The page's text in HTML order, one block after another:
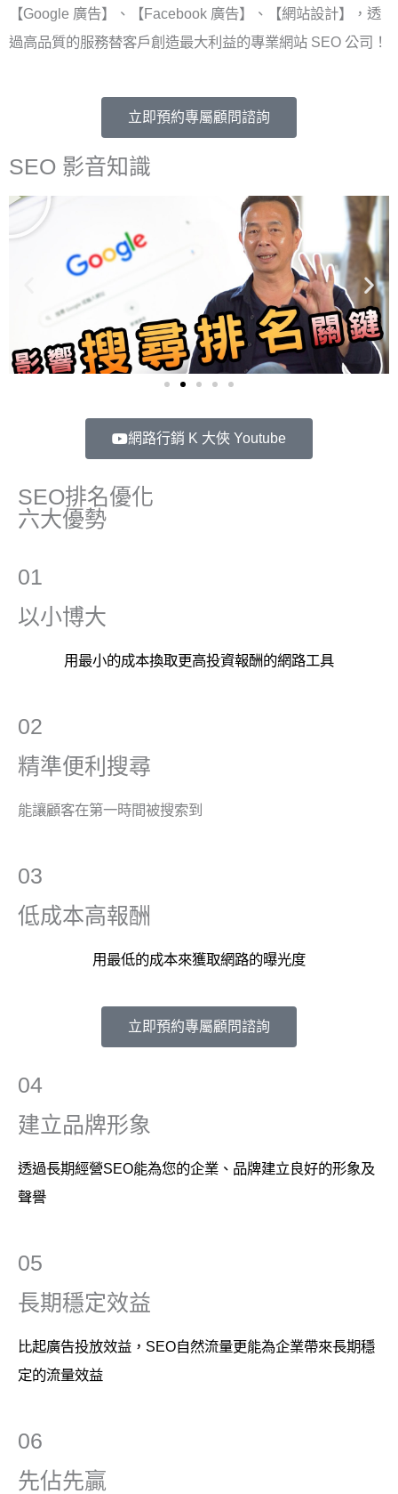
【Google 廣告】、【Facebook 廣告】、【網站設計】，透
過高品質的服務替客戶創造最大利益的專業網站 SEO 公司！
立即預約專屬顧問諮詢​
SEO 影音知識
播
放
網路行銷 K 大俠 Youtube
SEO排名優化
六大優勢
01
以小博大
用最小的成本換取更高投資報酬的網路工具
02
精準便利搜尋
能讓顧客在第一時間被搜索到
03
低成本高報酬
用最低的成本來獲取網路的曝光度
立即預約專屬顧問諮詢​
04
建立品牌形象
透過長期經營SEO能為您的企業、品牌建立良好的形象及
聲譽
05
長期穩定效益
比起廣告投放效益，SEO自然流量更能為企業帶來長期穩
定的流量效益
06
先佔先贏